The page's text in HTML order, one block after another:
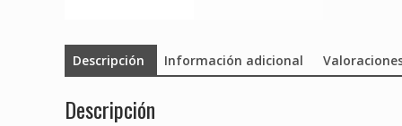
Descripción Información adicional
Descripción